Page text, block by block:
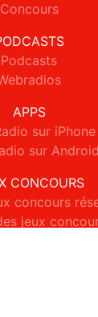
Concours
Podcasts
APPS
sur iPhone
sur Android
CONCOURS
concours
jeux